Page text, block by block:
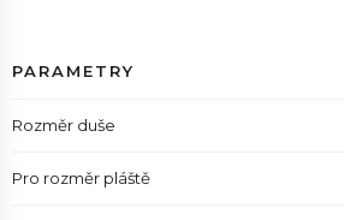
PARAMETRY
Rozměr duše
Pro rozměr pláště